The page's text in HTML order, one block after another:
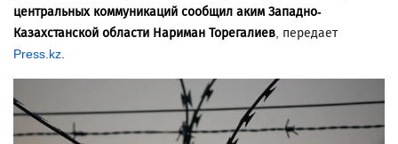
центральных коммуникаций сообщил аким Западно-
Казахстанской области Нариман Торегалиев, передает
Press.kz.